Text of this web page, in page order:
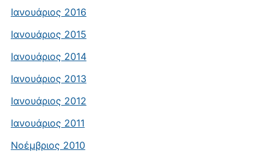
Ιανουάριος 2016
Ιανουάριος 2015
Ιανουάριος 2014
Ιανουάριος 2013
Ιανουάριος 2012
Ιανουάριος 2011
Νοέμβριος 2010